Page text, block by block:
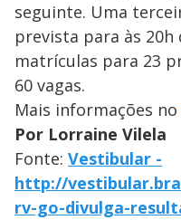
seguinte. Uma
prevista para às 20h
matrículas para 23
60 vagas.
Mais informações no
Por Lorraine Vilela
Fonte: Vestibular -
http://
rv-go-divulga-